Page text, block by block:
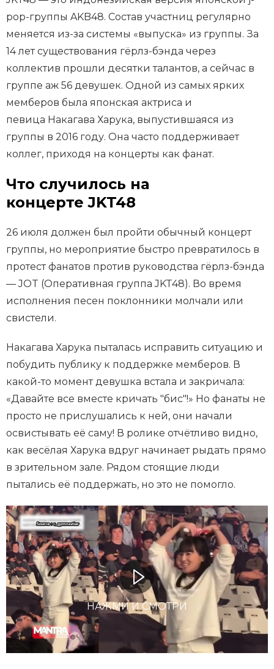
pop-группы AKB48. Состав участниц регулярно
меняется из-за системы «выпуска» из группы. За
14 лет существования гёрлз-бэнда через
коллектив прошли десятки талантов, а сейчас в
группе аж 56 девушек. Одной из самых ярких
мемберов была японская актриса и
певица Накагава Харука, выпустившаяся из
группы в 2016 году. Она часто поддерживает
коллег, приходя на концерты как фанат.
Что случилось на
концерте JKT48
26 июля должен был пройти обычный концерт
группы, но мероприятие быстро превратилось в
протест фанатов против руководства гёрлз-бэнда
— JOT (Оперативная группа JKT48). Во время
исполнения песен поклонники молчали или
свистели.
Накагава Харука пыталась исправить ситуацию и
побудить публику к поддержке мемберов. В
какой-то момент девушка встала и закричала:
«Давайте все вместе кричать "бис"!» Но фанаты не
просто не прислушались к ней, они начали
освистывать её саму! В ролике отчётливо видно,
как весёлая Харука вдруг начинает рыдать прямо
в зрительном зале. Рядом стоящие люди
пытались её поддержать, но это не помогло.
НАЖМИ И СМОТРИ